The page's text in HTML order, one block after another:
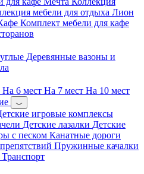
мебели для отдыха Лион
Комплект мебели для кафе
Деревянные вазоны и
На 6 мест На 7 мест На 10 мест
игровые комплексы
Детские лазалки Детские
с песком Канатные дороги
Пружинные качалки
Транспорт